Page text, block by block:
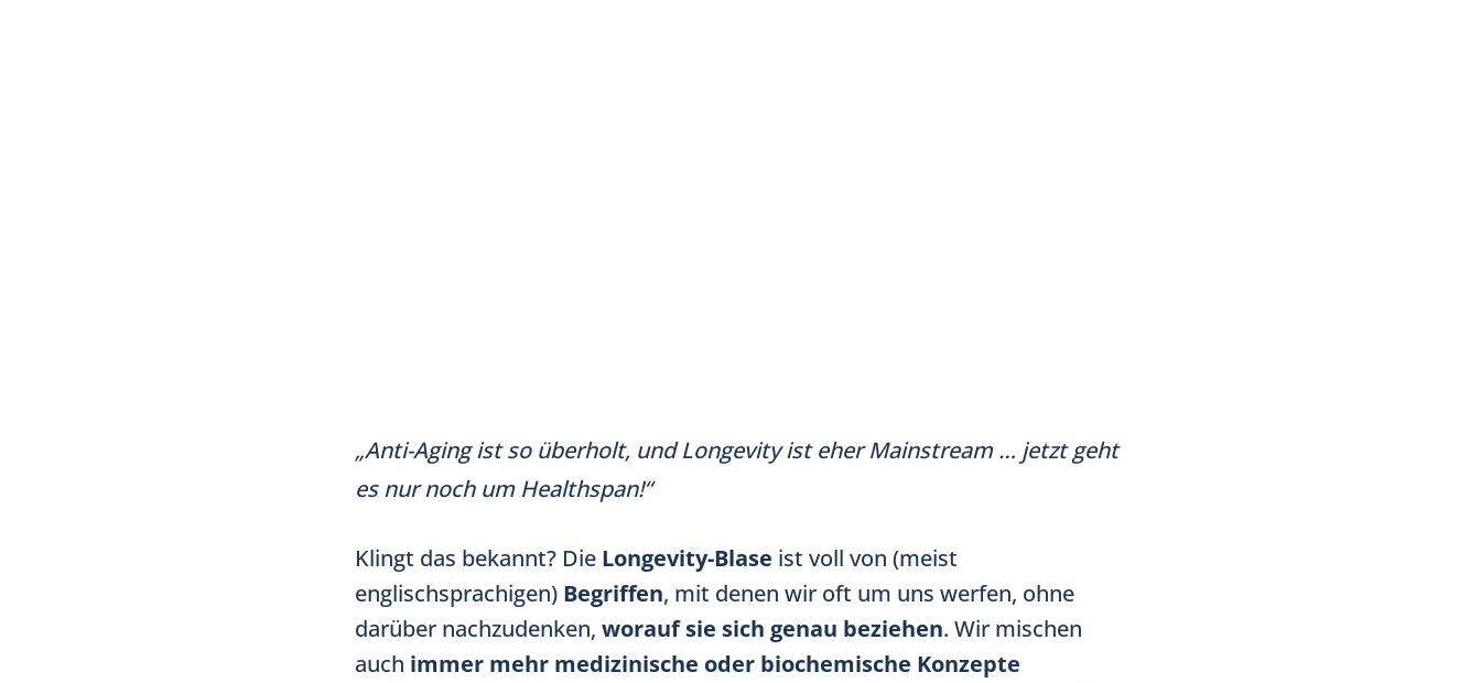
„Anti-Aging ist so überholt, und Longevity ist eher Mainstream … jetzt geht
es nur noch um Healthspan!“
Klingt das bekannt? Die Longevity-Blase ist voll von (meist
englischsprachigen) Begriffen, mit denen wir oft um uns werfen, ohne
darüber nachzudenken, worauf sie sich genau beziehen. Wir mischen
auch immer mehr medizinische oder biochemische Konzepte